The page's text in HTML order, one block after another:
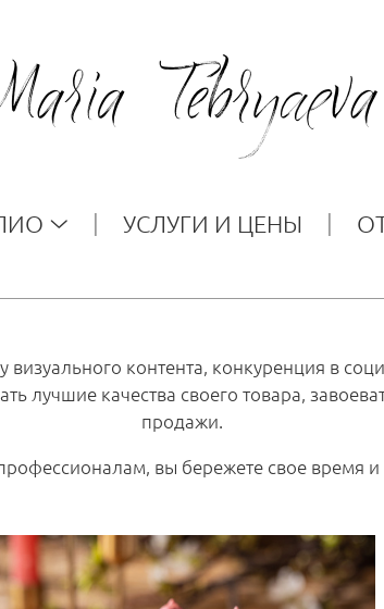
УСЛУГИ И ЦЕНЫ
визуального контента, конкуренция в
лучшие качества своего товара,
продажи.
вы бережете свое время и